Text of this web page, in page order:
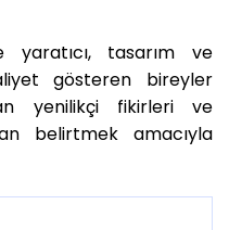
yaratıcı, tasarım ve
gösteren bireyler
yenilikçi fikirleri ve
belirtmek amacıyla